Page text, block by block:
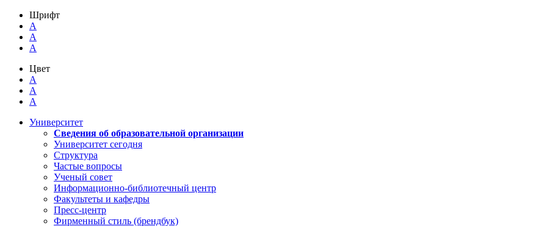
Шрифт
A
A
A
Цвет
A
A
A
Университет
Сведения об образовательной организации
Университет сегодня
Структура
Частые вопросы
Ученый совет
Информационно-библиотечный центр
Факультеты и кафедры
Пресс-центр
Фирменный стиль (брендбук)